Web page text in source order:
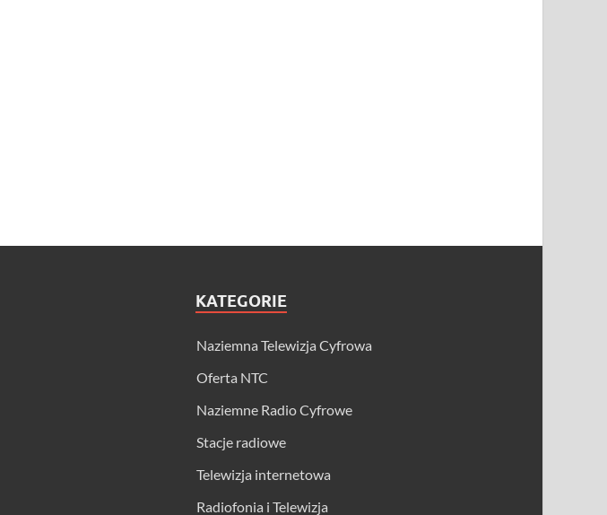
KATEGORIE
Naziemna Telewizja Cyfrowa
Oferta NTC
Naziemne Radio Cyfrowe
Stacje radiowe
Telewizja internetowa
Radiofonia i Telewizja